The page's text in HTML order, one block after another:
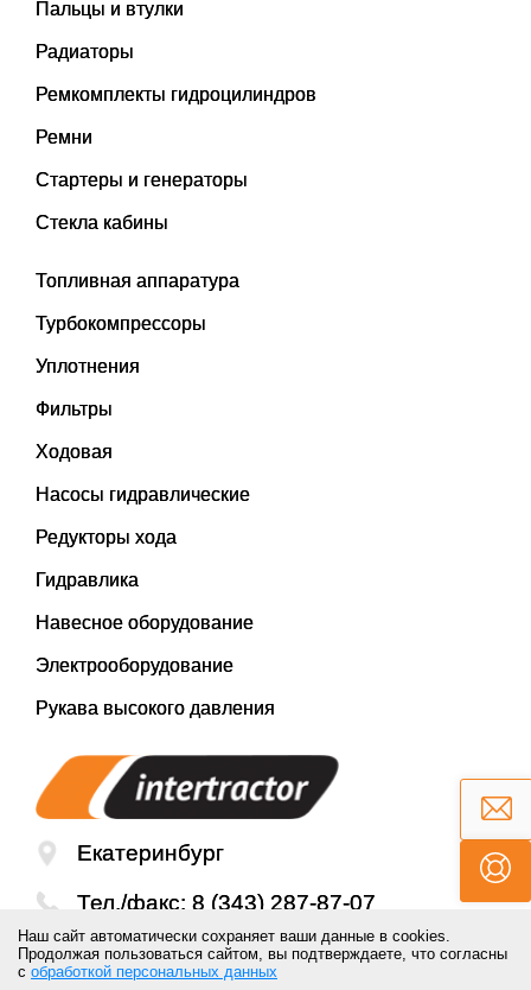
Пальцы и втулки
Радиаторы
Ремкомплекты гидроцилиндров
Ремни
Стартеры и генераторы
Стекла кабины
Топливная аппаратура
Турбокомпрессоры
Уплотнения
Фильтры
Ходовая
Насосы гидравлические
Редукторы хода
Гидравлика
Навесное оборудование
Электрооборудование
Рукава высокого давления
Екатеринбург
Тел./факс: 8 (343) 287-87-07
Email:mail@inter-tractor.ru
Наш сайт автоматически сохраняет ваши данные в cookies.
Продолжая пользоваться сайтом, вы подтверждаете, что согласны
с обработкой персональных данных